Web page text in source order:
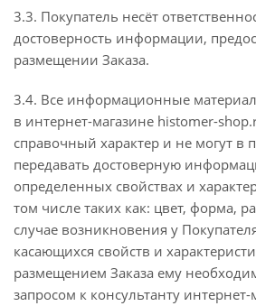
3.3. Покупатель несёт
достоверность информации,
размещении Заказа.
3.4. Все информационные
в интернет-магазине histomer-
справочный характер и не могут в
передавать достоверную
определенных свойствах и
том числе таких как: цвет, форма,
случае возникновения у
касающихся свойств и
размещением Заказа ему
запросом к консультанту